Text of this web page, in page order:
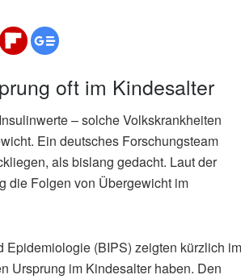
oft im Kindesalter
– solche Volkskrankheiten
Ein deutsches Forschungsteam
als bislang gedacht. Laut der
die Folgen von Übergewicht im
Epidemiologie (BIPS) zeigten kürzlich im
Ursprung im Kindesalter haben. Den